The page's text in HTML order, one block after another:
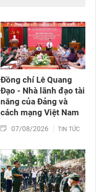
Đồng chí Lê Quang
Đạo - Nhà lãnh đạo tài
năng của Đảng và
cách mạng Việt Nam​
07/08/2026 TIN TỨC